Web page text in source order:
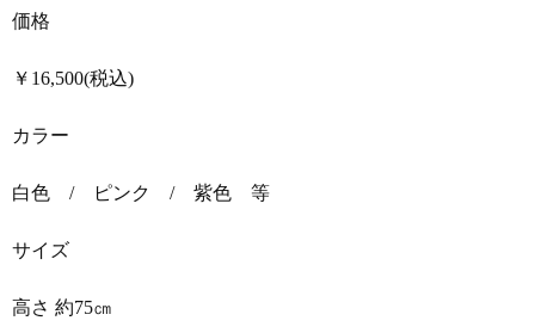
価格
￥16,500(税込)
カラー
白色 / ピンク / 紫色 等
サイズ
高さ 約75㎝